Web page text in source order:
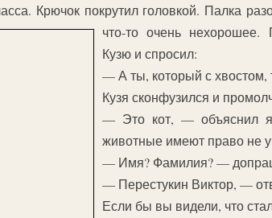
Крючок покрутил головкой. Палка
что-то очень
Кузю и спросил:
— А ты, который с хвостом,
Кузя сконфузился и
— Это кот, — объяснил
животные имеют право не
— Имя? Фамилия? —
— Перестукин Виктор, —
Если бы вы видели, что